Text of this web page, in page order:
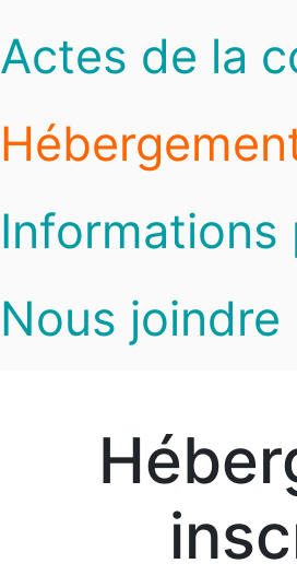
Actes de la
Informations
Nous joindre